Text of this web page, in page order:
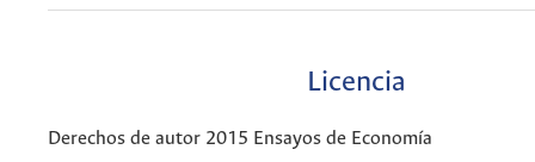
Licencia
Derechos de autor 2015 Ensayos de Economía